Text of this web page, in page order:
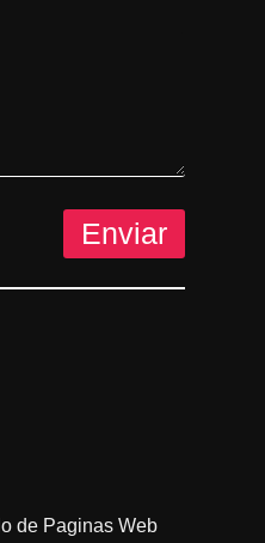
Enviar
de Paginas Web